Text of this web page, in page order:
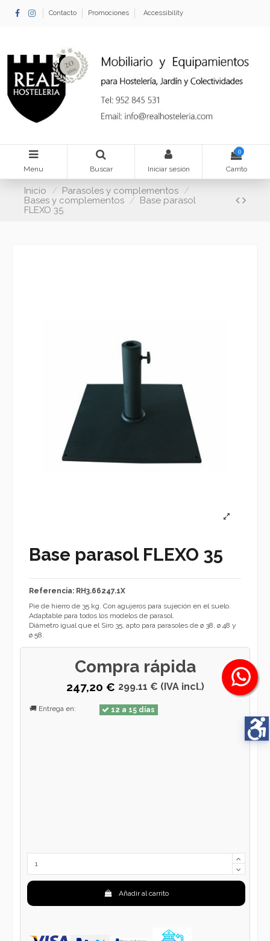
Contacto Promociones Accessibility
Menu Buscar Iniciar sesión
0
Carrito
Inicio
Parasoles y complementos
Bases y complementos
Base parasol
FLEXO 35
Base parasol FLEXO 35
Referencia: RH3.66247.1X
Pie de hierro de 35 kg. Con agujeros para sujeción en el suelo.
Adaptable para todos los modelos de parasol.
Diámetro igual que el Siro 35, apto para parasoles de ø 38, ø 48 y
ø 58.
Añadir al carrito
Compra rápida
247,20 € 299.11 € (IVA incl.)
🚚 Entrega en: 12 a 15 días